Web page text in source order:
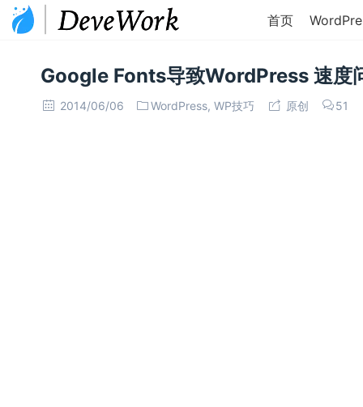
首页
Google Fonts导致WordPress 速度
2014/06/06 WordPress,WP技巧 原创 51